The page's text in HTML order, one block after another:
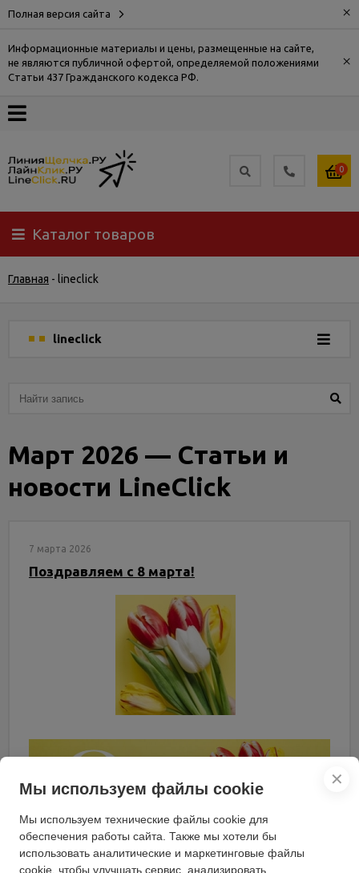
Полная версия сайта ×
Информационные материалы и цены, размещенные на сайте,
не являются публичной офертой, определяемой положениями
Статьи 437 Гражданского кодекса РФ.
×
О
Доставка
Самовывоз
Гарантия
сервис
Статьи
и
новости
0
Каталог товаров
Главная - lineclick
Март 2026 — Статьи и
новости LineClick
7 марта 2026
Поздравляем с 8 марта!
lineclick
✕
Мы используем файлы cookie
Мы используем технические файлы cookie для
обеспечения работы сайта. Также мы хотели бы
использовать аналитические и маркетинговые файлы
cookie, чтобы улучшать сервис, анализировать